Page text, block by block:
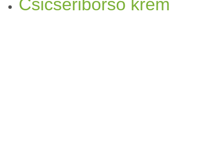
Csicseriborsó krém